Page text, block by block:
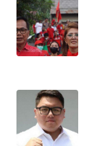
NIAS
WN
LANGKAT
WN
TAPANULI
SELATAN